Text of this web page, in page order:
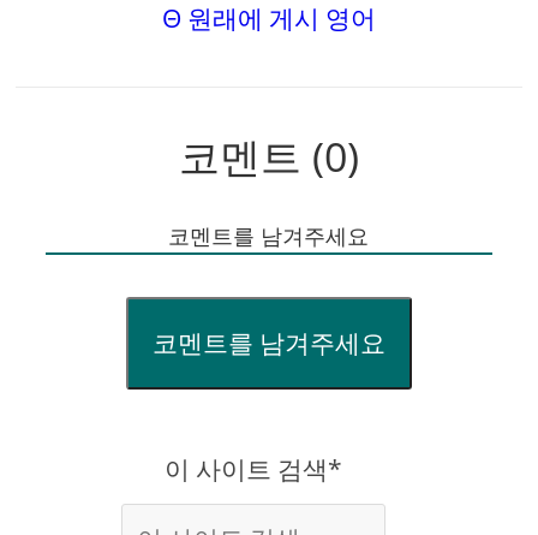
Θ 원래에 게시 영어
코멘트 (0)
코멘트를 남겨주세요
코멘트를 남겨주세요
이 사이트 검색*